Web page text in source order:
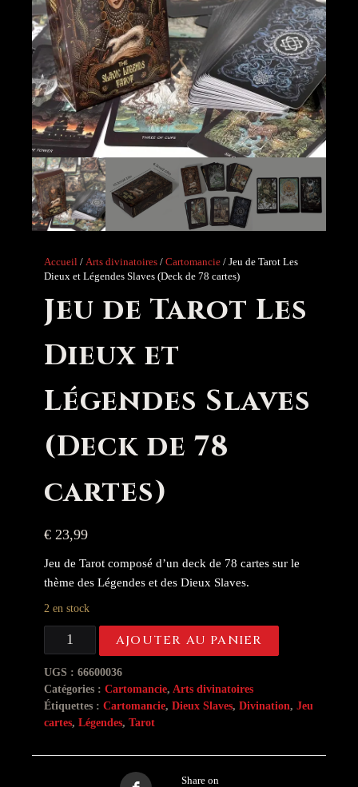
Accueil / Arts divinatoires/ Cartomancie/ Jeu de Tarot Les
Dieux et Légendes Slaves (Deck de 78 cartes)
Jeu de Tarot Les
Dieux et
Légendes Slaves
(Deck de 78
cartes)
€23,99
Jeu de Tarot composé d’un deck de 78 cartes sur le
thème des Légendes et des Dieux Slaves.
2 en stock
AJOUTER AU PANIER
UGS : 66600036
Catégories : Cartomancie, Arts divinatoires
Étiquettes : Cartomancie, Dieux Slaves, Divination, Jeu
cartes, Légendes, Tarot
Share on